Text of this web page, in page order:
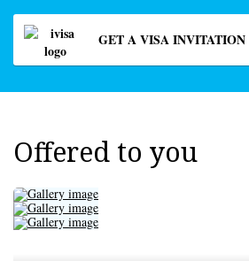
GET A VISA INVITATION
Offered to you